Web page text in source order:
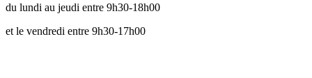
du lundi au jeudi entre 9h30-18h00
et le vendredi entre 9h30-17h00